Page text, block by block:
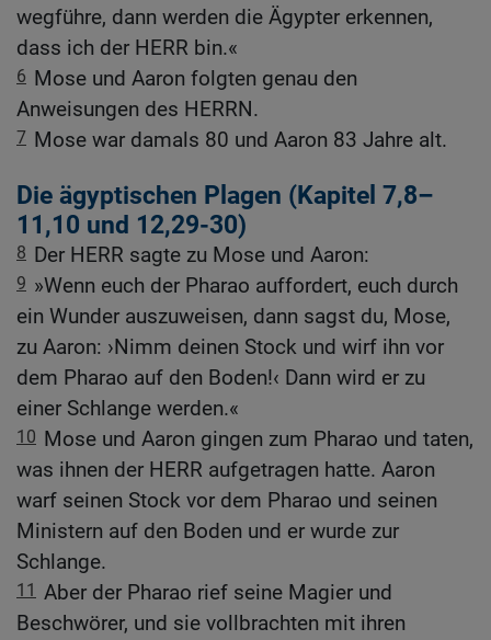
wegführe, dann werden die Ägypter erkennen,
dass ich der HERR bin.«
6 Mose und Aaron folgten genau den
Anweisungen des HERRN.
7 Mose war damals 80 und Aaron 83 Jahre alt.
Die ägyptischen Plagen (Kapitel 7,8–
11,10 und 12,29-30)
8 Der HERR sagte zu Mose und Aaron:
9 »Wenn euch der Pharao auffordert, euch durch
ein Wunder auszuweisen, dann sagst du, Mose,
zu Aaron: ›Nimm deinen Stock und wirf ihn vor
dem Pharao auf den Boden!‹ Dann wird er zu
einer Schlange werden.«
10 Mose und Aaron gingen zum Pharao und taten,
was ihnen der HERR aufgetragen hatte. Aaron
warf seinen Stock vor dem Pharao und seinen
Ministern auf den Boden und er wurde zur
Schlange.
11 Aber der Pharao rief seine Magier und
Beschwörer, und sie vollbrachten mit ihren